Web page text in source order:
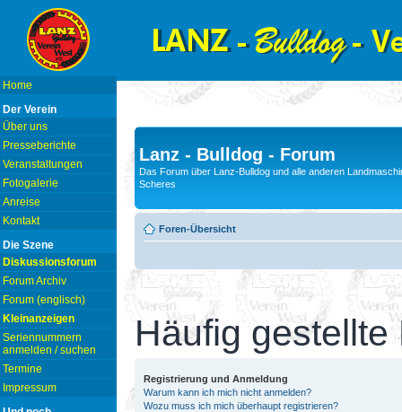
Home
Der Verein
Über uns
Presseberichte
Veranstaltungen
Fotogalerie
Anreise
Kontakt
Die Szene
Diskussionsforum
Forum Archiv
Forum (englisch)
Kleinanzeigen
Seriennummern
anmelden / suchen
Termine
Impressum
Lanz - Bulldog - Forum
Das Forum über Lanz-Bulldog und alle anderen
Scheres
Foren-Übersicht
Häufig gestellte
Registrierung und Anmeldung
Warum kann ich mich nicht anmelden?
Wozu muss ich mich überhaupt registrieren?